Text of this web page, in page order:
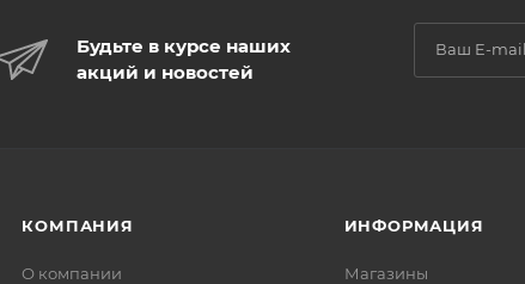
Будьте в курсе наших
акций и новостей
КОМПАНИЯ
О компании
ИНФОРМАЦИЯ
Магазины